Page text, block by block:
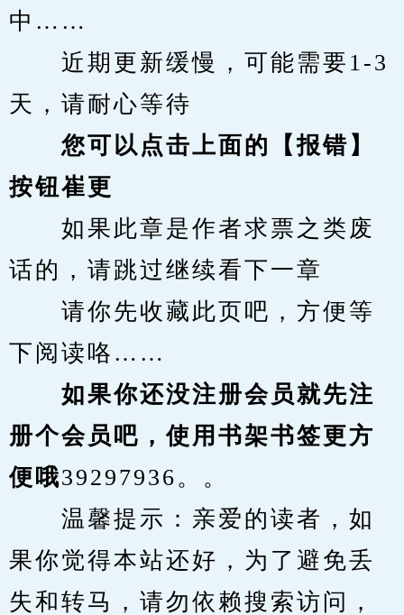
中……
近期更新缓慢，可能需要1-3
天，请耐心等待
您可以点击上面的【报错】
按钮崔更
如果此章是作者求票之类废
话的，请跳过继续看下一章
请你先收藏此页吧，方便等
下阅读咯……
如果你还没注册会员就先注
册个会员吧，使用书架书签更方
便哦39297936。。
温馨提示：亲爱的读者，如
果你觉得本站还好，为了避免丢
失和转马，请勿依赖搜索访问，